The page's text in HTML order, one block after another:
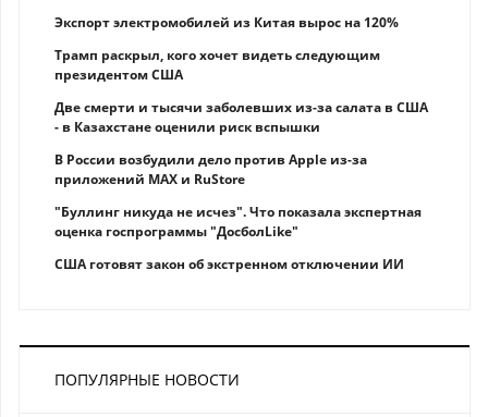
Экспорт электромобилей из Китая вырос на 120%
Трамп раскрыл, кого хочет видеть следующим
президентом США
Две смерти и тысячи заболевших из-за салата в США
- в Казахстане оценили риск вспышки
В России возбудили дело против Apple из-за
приложений MAX и RuStore
"Буллинг никуда не исчез". Что показала экспертная
оценка госпрограммы "ДосболLike"
США готовят закон об экстренном отключении ИИ
ПОПУЛЯРНЫЕ НОВОСТИ